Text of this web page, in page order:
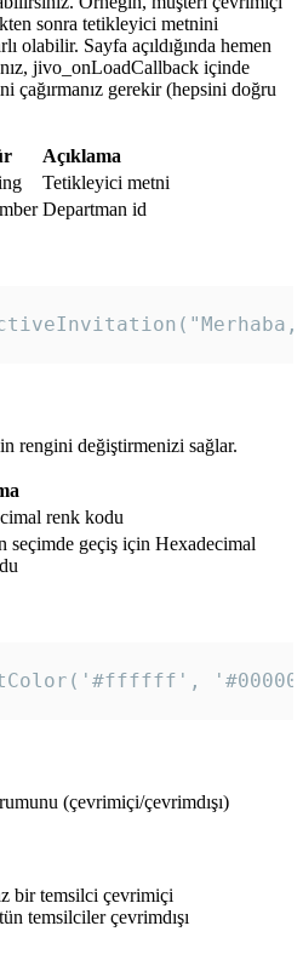
sonra tetikleyici metnini
olabilir. Sayfa açıldığında hemen
jivo_onLoadCallback içinde
çağırmanız gerekir (hepsini doğru
Açıklama
Tetikleyici metni
Departman id
rengini değiştirmenizi sağlar.
renk kodu
seçimde geçiş için Hexadecimal
(çevrimiçi/çevrimdışı)
bir temsilci çevrimiçi
temsilciler çevrimdışı